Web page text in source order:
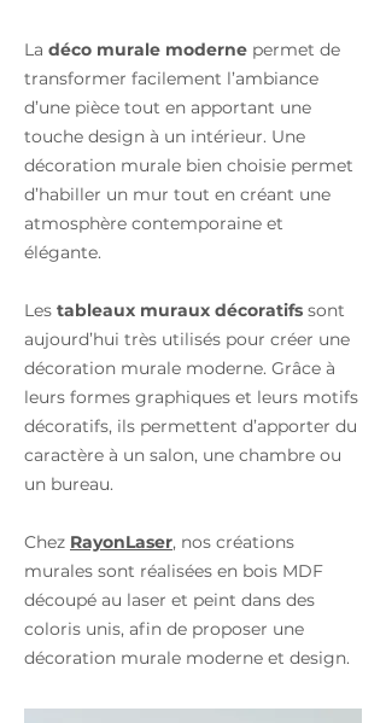
La déco murale moderne permet de
transformer facilement l’ambiance
d’une pièce tout en apportant une
touche design à un intérieur. Une
décoration murale bien choisie permet
d’habiller un mur tout en créant une
atmosphère contemporaine et
élégante.
Les tableaux muraux décoratifs sont
aujourd’hui très utilisés pour créer une
décoration murale moderne. Grâce à
leurs formes graphiques et leurs motifs
décoratifs, ils permettent d’apporter du
caractère à un salon, une chambre ou
un bureau.
Chez RayonLaser, nos créations
murales sont réalisées en bois MDF
découpé au laser et peint dans des
coloris unis, afin de proposer une
décoration murale moderne et design.